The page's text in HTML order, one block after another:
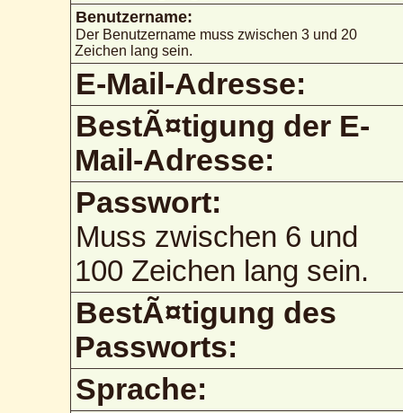
Benutzername:
Der Benutzername muss zwischen 3 und 20
Zeichen lang sein.
E-Mail-Adresse:
BestÃ¤tigung der E-
Mail-Adresse:
Passwort:
Muss zwischen 6 und
100 Zeichen lang sein.
BestÃ¤tigung des
Passworts:
Sprache: